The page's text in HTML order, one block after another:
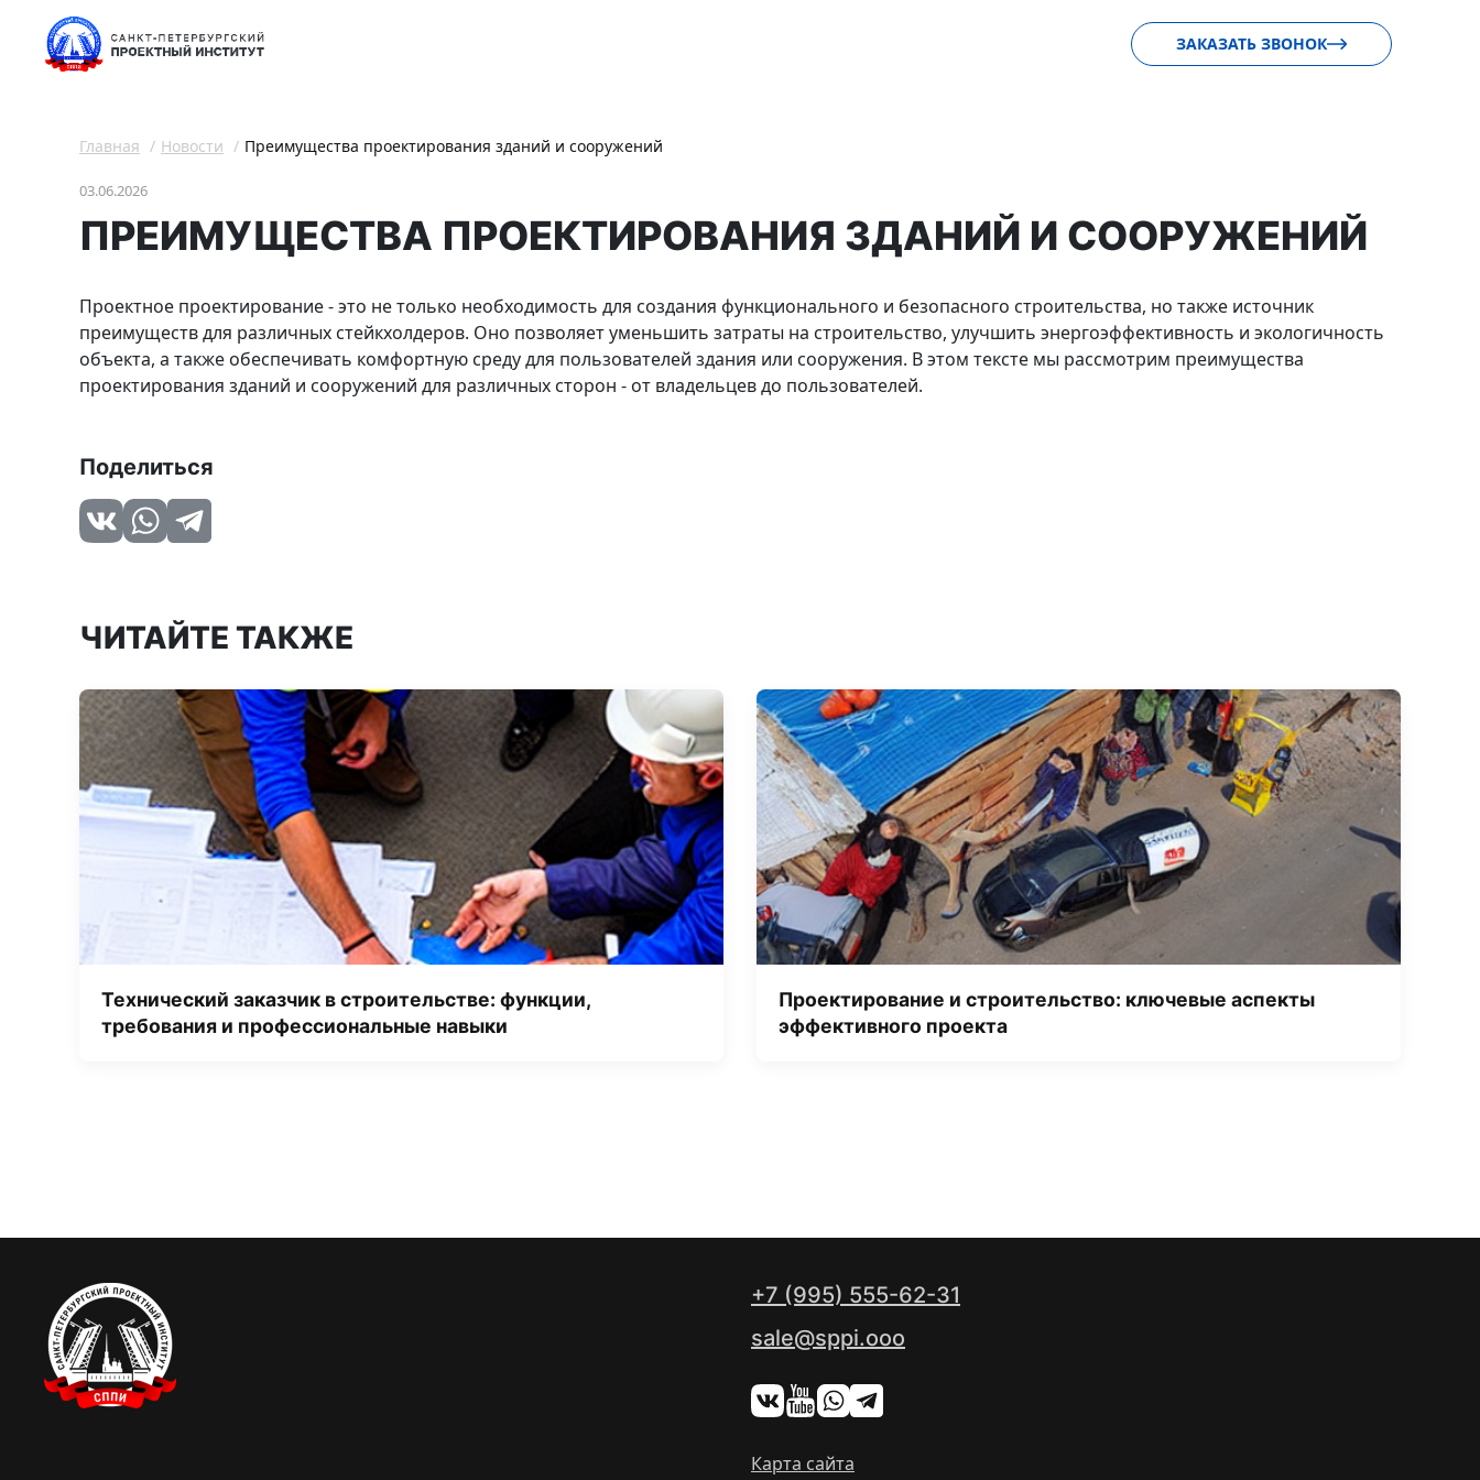
ЗАКАЗАТЬ ЗВОНОК
Главная Новости Преимущества проектирования зданий и сооружений
03.06.2026
ПРЕИМУЩЕСТВА ПРОЕКТИРОВАНИЯ ЗДАНИЙ И СООРУЖЕНИЙ
Проектное проектирование - это не только необходимость для создания функционального и безопасного строительства, но также источник
преимуществ для различных стейкхолдеров. Оно позволяет уменьшить затраты на строительство, улучшить энергоэффективность и экологичность
объекта, а также обеспечивать комфортную среду для пользователей здания или сооружения. В этом тексте мы рассмотрим преимущества
проектирования зданий и сооружений для различных сторон - от владельцев до пользователей.
Поделиться
ЧИТАЙТЕ ТАКЖЕ
Технический заказчик в строительстве: функции,
требования и профессиональные навыки
Проектирование и строительство: ключевые аспекты
эффективного проекта
+7 (995) 555-62-31
sale@sppi.ooo
Карта сайта